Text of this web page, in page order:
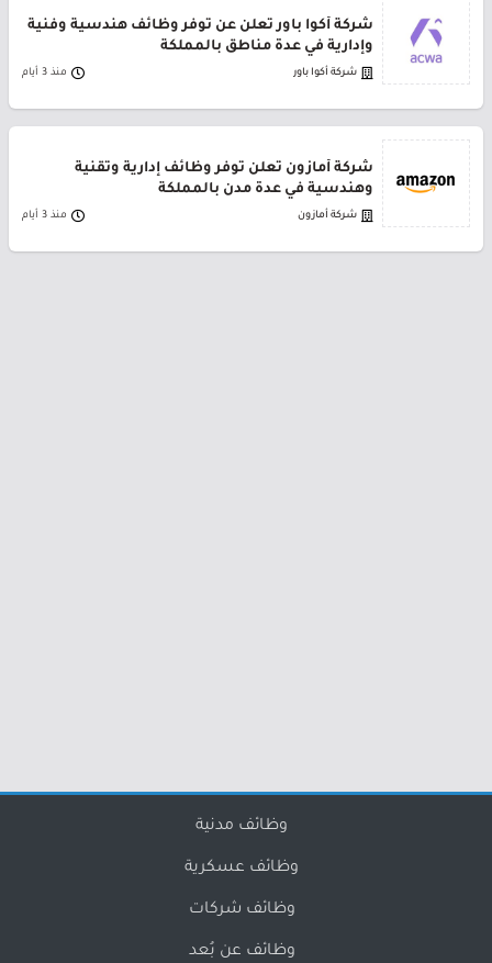
شركة أكوا باور تعلن عن توفر وظائف هندسية وفنية
وإدارية في عدة مناطق بالمملكة
شركة أكوا باور منذ 3 أيام
شركة أمازون تعلن توفر وظائف إدارية وتقنية
وهندسية في عدة مدن بالمملكة
شركة أمازون منذ 3 أيام
وظائف مدنية
وظائف عسكرية
وظائف شركات
وظائف عن بُعد